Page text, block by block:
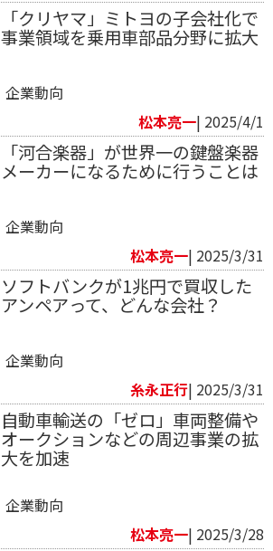
「クリヤマ」ミトヨの子会社化で
事業領域を乗用車部品分野に拡大
企業動向
松本亮一| 2025/4/1
「河合楽器」が世界一の鍵盤楽器
メーカーになるために行うことは
企業動向
松本亮一| 2025/3/31
ソフトバンクが1兆円で買収した
アンペアって、どんな会社？
企業動向
糸永正行| 2025/3/31
自動車輸送の「ゼロ」車両整備や
オークションなどの周辺事業の拡
大を加速
企業動向
松本亮一| 2025/3/28